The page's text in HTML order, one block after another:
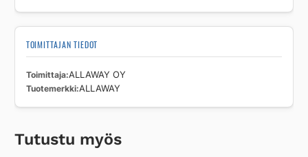
TOIMITTAJAN TIEDOT
Toimittaja ALLAWAY OY
Tuotemerkki ALLAWAY
Tutustu myös